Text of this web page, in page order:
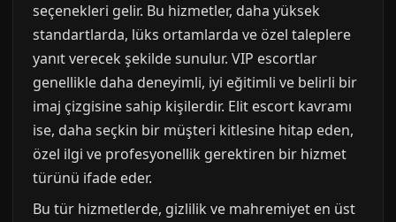
seçenekleri gelir. Bu hizmetler, daha yüksek
standartlarda, lüks ortamlarda ve özel taleplere
yanıt verecek şekilde sunulur. VIP escortlar
genellikle daha deneyimli, iyi eğitimli ve belirli bir
imaj çizgisine sahip kişilerdir. Elit escort kavramı
ise, daha seçkin bir müşteri kitlesine hitap eden,
özel ilgi ve profesyonellik gerektiren bir hizmet
türünü ifade eder.
Bu tür hizmetlerde, gizlilik ve mahremiyet en üst